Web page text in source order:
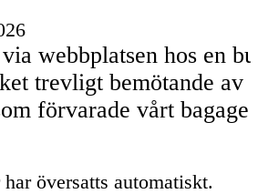
webbplatsen hos en
trevligt bemötande av
förvarade vårt bagage
översatts automatiskt.